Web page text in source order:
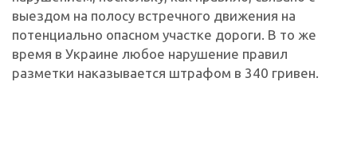
выездом на полосу встречного движения на
потенциально опасном участке дороги. В то же
время в Украине любое нарушение правил
разметки наказывается штрафом в 340 гривен.